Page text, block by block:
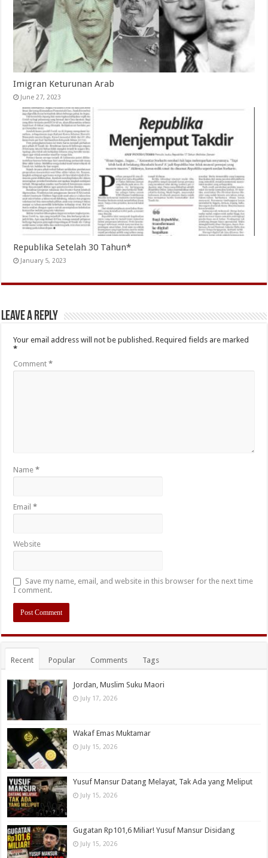
Imigran Keturunan Arab
June 27, 2023
Republika Setelah 30 Tahun*
January 5, 2023
Leave a Reply
Your email address will not be published. Required fields are marked
*
Comment*
Name*
Email*
Website
Save my name, email, and website in this browser for the next time
I comment.
Recent Popular Comments Tags
Jordan, Muslim Suku Maori
July 17, 2026
Wakaf Emas Muktamar
July 15, 2026
Yusuf Mansur Datang Melayat, Tak Ada yang Meliput
July 15, 2026
Gugatan Rp101,6 Miliar! Yusuf Mansur Disidang
July 15, 2026